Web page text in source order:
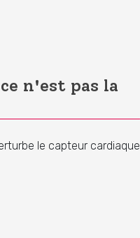
n'est pas la
le capteur cardiaque